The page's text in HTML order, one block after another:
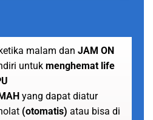
malam dan JAM ON
untuk menghemat life
yang dapat diatur
(otomatis) atau bisa di